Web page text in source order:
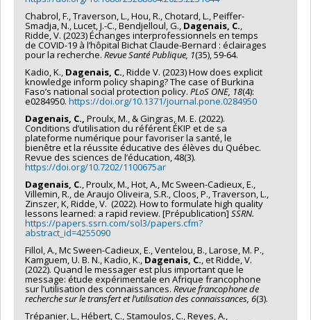
Chabrol, F., Traverson, L., Hou, R., Chotard, L., Peiffer-
Smadja, N., Lucet, J.-C., Bendjelloul, G., Dagenais, C.
Ridde, V. (2023) Échanges interprofessionnels en temps
de COVID-19 à l’hôpital Bichat Claude-Bernard : éclairages
pour la recherche.Revue Santé Publique, 1(35), 59-64.
Kadio, K., Dagenais, C. , Ridde V. (2023) How does explicit
knowledge inform policy shaping? The case of Burkina
Faso’s national social protection policy. PLoS ONE, 18(4):
e0284950. https://doi.org/10.1371/journal.pone.0284950
Dagenais, C., Proulx, M., & Gingras, M. E. (2022).
Conditions d’utilisation du référent ÉKIP et de sa
plateforme numérique pour favoriser la santé, le
bienêtre et la réussite éducative des élèves du Québec.
Revue des sciences de l’éducation, 48(3).
https://doi.org/10.7202/1100675ar
Dagenais, C. , Proulx, M., Hot, A., Mc Sween-Cadieux, E.,
Villemin, R., de Araujo Oliveira, S.R., Cloos, P., Traverson, L.,
Zinszer, K, Ridde, V. (2022). How to formulate high quality
lessons learned: a rapid review. [Prépublication] SSRN.
https://papers.ssrn.com/sol3/papers.cfm?
abstract_id=4255090
Fillol, A., Mc Sween-Cadieux, E., Ventelou, B., Larose, M. P.,
Kamguem, U. B. N., Kadio, K., Dagenais, C. , et Ridde, V.
(2022). Quand le messager est plus important que le
message: étude expérimentale en Afrique francophone
sur l’utilisation des connaissances. Revue francophone de
recherche sur le transfert et l’utilisation des connaissances, 6(3).
Trépanier, L., Hébert, C., Stamoulos, C., Reyes, A.,